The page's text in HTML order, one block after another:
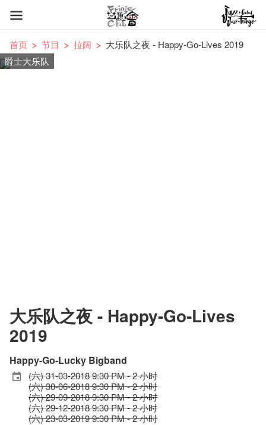
首页 节目 拉阔
大乐队之夜 - Happy-Go-Lives 2019
爵士大乐队
大乐队之夜 - Happy-Go-Lives
2019
Happy-Go-Lucky Bigband
(六) 31-03-2018 9:30 PM - 2 小时
(六) 30-06-2018 9:30 PM - 2 小时
(六) 29-09-2018 9:30 PM - 2 小时
(六) 29-12-2018 9:30 PM - 2 小时
(六) 23-03-2019 9:30 PM - 2 小时